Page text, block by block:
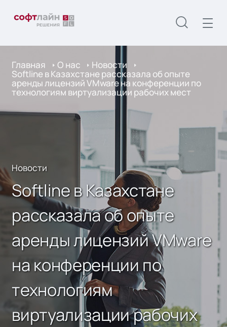
Главная О нас Новости
Softline в Казахстане рассказала об опыте
аренды лицензий VMware на конференции по
технологиям виртуализации рабочих мест
Новости
Softline в Казахстане
рассказала об опыте
аренды лицензий VMware
на конференции по
технологиям
виртуализации рабочих